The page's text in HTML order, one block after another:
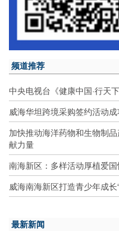
频道推荐
中央电视台《健康中国·行天
威海华坦跨境采购签约活动
加快推动海洋药物和生物制
献力量
南海新区：多样活动厚植爱
威海南海新区打造青少年成长
最新新闻